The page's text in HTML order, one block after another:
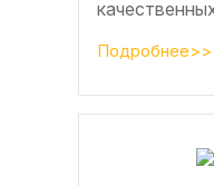
Подробнее>>